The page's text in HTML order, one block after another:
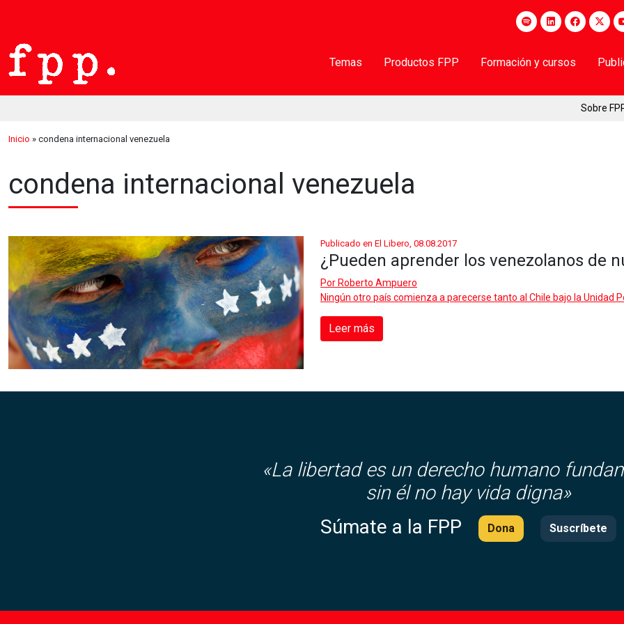
Temas Productos FPP Formación y cursos
Sobre
Inicio » condena internacional venezuela
condena internacional venezuela
Publicado en El Libero, 08.08.2017
¿Pueden aprender los venezolanos de
Por Roberto Ampuero
Ningún otro país comienza a parecerse tanto al Chile bajo la Unidad
Leer más
«La libertad es un derecho humano
sin él no hay vida digna»
Súmate a la FPP
Dona Suscríbete